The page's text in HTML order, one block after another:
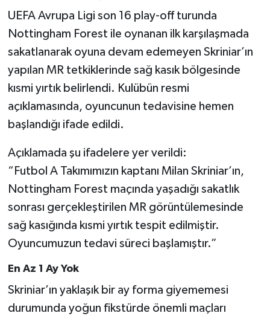
UEFA Avrupa Ligi son 16 play-off turunda
Nottingham Forest ile oynanan ilk karşılaşmada
sakatlanarak oyuna devam edemeyen Skriniar’ın
yapılan MR tetkiklerinde sağ kasık bölgesinde
kısmi yırtık belirlendi. Kulübün resmi
açıklamasında, oyuncunun tedavisine hemen
başlandığı ifade edildi.
Açıklamada şu ifadelere yer verildi:
“Futbol A Takımımızın kaptanı Milan Skriniar’ın,
Nottingham Forest maçında yaşadığı sakatlık
sonrası gerçekleştirilen MR görüntülemesinde
sağ kasığında kısmi yırtık tespit edilmiştir.
Oyuncumuzun tedavi süreci başlamıştır.”
En Az 1 Ay Yok
Skriniar’ın yaklaşık bir ay forma giyememesi
durumunda yoğun fikstürde önemli maçları